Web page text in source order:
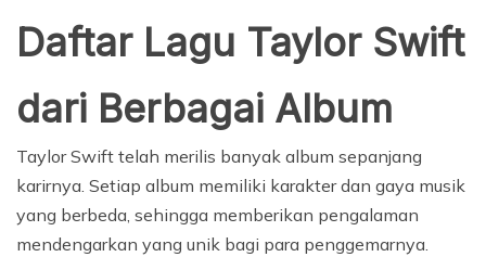
Daftar Lagu Taylor Swift
dari Berbagai Album
Taylor Swift telah merilis banyak album sepanjang
karirnya. Setiap album memiliki karakter dan gaya musik
yang berbeda, sehingga memberikan pengalaman
mendengarkan yang unik bagi para penggemarnya.